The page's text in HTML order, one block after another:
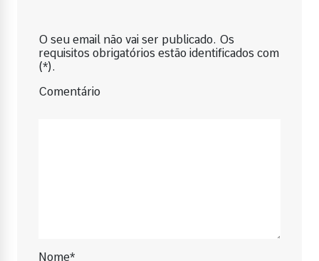
O seu email não vai ser publicado. Os
requisitos obrigatórios estão identificados com
(*).
Comentário
Nome*